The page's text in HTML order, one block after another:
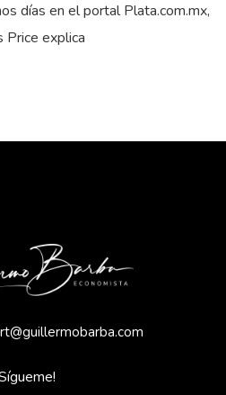
días en el portal Plata.com.mx,
Price explica